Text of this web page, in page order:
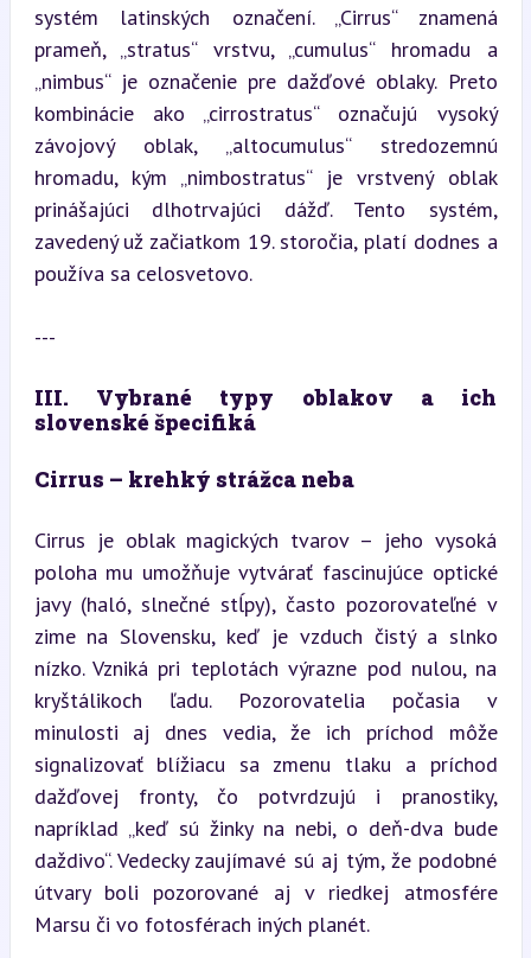
systém latinských označení. „Cirrus“ znamená
prameň, „stratus“ vrstvu, „cumulus“ hromadu a
„nimbus“ je označenie pre dažďové oblaky. Preto
kombinácie ako „cirrostratus“ označujú vysoký
závojový oblak, „altocumulus“ stredozemnú
hromadu, kým „nimbostratus“ je vrstvený oblak
prinášajúci dlhotrvajúci dážď. Tento systém,
zavedený už začiatkom 19. storočia, platí dodnes a
používa sa celosvetovo.
---
III. Vybrané typy oblakov a ich
slovenské špecifiká
Cirrus – krehký strážca neba
Cirrus je oblak magických tvarov – jeho vysoká
poloha mu umožňuje vytvárať fascinujúce optické
javy (haló, slnečné stĺpy), často pozorovateľné v
zime na Slovensku, keď je vzduch čistý a slnko
nízko. Vzniká pri teplotách výrazne pod nulou, na
kryštálikoch ľadu. Pozorovatelia počasia v
minulosti aj dnes vedia, že ich príchod môže
signalizovať blížiacu sa zmenu tlaku a príchod
dažďovej fronty, čo potvrdzujú i pranostiky,
napríklad „keď sú žinky na nebi, o deň-dva bude
daždivo“. Vedecky zaujímavé sú aj tým, že podobné
útvary boli pozorované aj v riedkej atmosfére
Marsu či vo fotosférach iných planét.